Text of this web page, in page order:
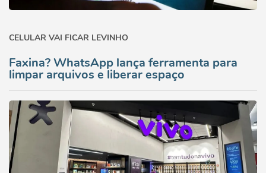
CELULAR VAI FICAR LEVINHO
Faxina? WhatsApp lança ferramenta para
limpar arquivos e liberar espaço